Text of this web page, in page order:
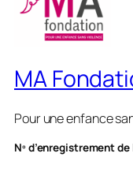
MA
Pour une enfance
Nº d’enregistrement de